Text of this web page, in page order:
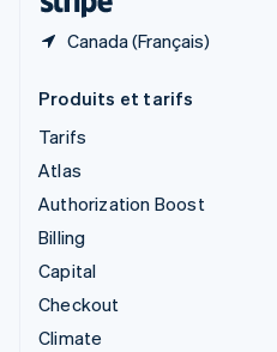
Canada (Français)
Produits et tarifs
Tarifs
Atlas
Authorization Boost
Billing
Capital
Checkout
Climate